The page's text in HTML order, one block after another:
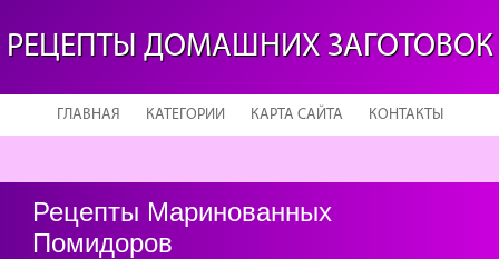
РЕЦЕПТЫ ДОМАШНИХ ЗАГОТОВОК
ГЛАВНАЯ КАТЕГОРИИ КАРТА САЙТА КОНТАКТЫ
Рецепты Маринованных
Помидоров